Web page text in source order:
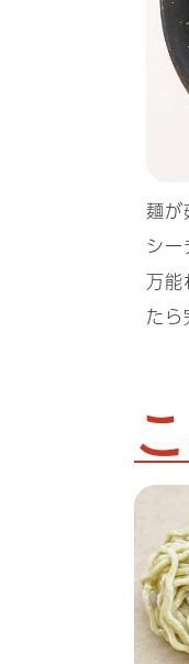
麺
シ
万能
たら
こ